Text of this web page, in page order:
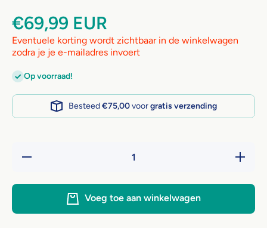
€69,99 EUR
Eventuele korting wordt zichtbaar in de winkelwagen
zodra je je e-mailadres invoert
Op voorraad!
Besteed€75,00voorgratis verzending
Hoeveelheid
Verhoog
Voeg toe aan winkelwagen